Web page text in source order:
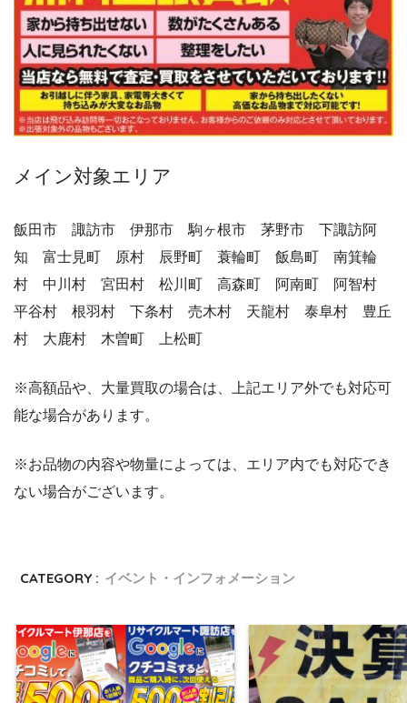
メイン対象エリア
飯田市 諏訪市 伊那市 駒ヶ根市 茅野市 下諏訪阿
知 富士見町 原村 辰野町 蓑輪町 飯島町 南箕輪
村 中川村 宮田村 松川町 高森町 阿南町 阿智村
平谷村 根羽村 下条村 売木村 天龍村 泰阜村 豊丘
村 大鹿村 木曽町 上松町
※高額品や、大量買取の場合は、上記エリア外でも対応可
能な場合があります。
※お品物の内容や物量によっては、エリア内でも対応でき
ない場合がございます。
CATEGORY : イベント・インフォメーション